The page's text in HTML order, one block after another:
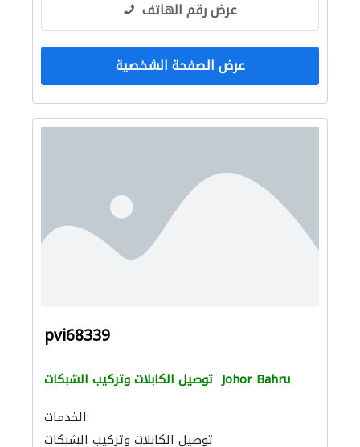
عرض رقم الهاتف
عرض الصفحة الشخصية
pvi68339
توصيل الكابلات وتركيب الشبكات Johor Bahru
الخدمات:
توصيل الكابلات وتركيب الشبكات